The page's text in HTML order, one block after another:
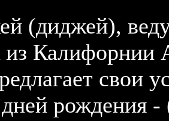
(диджей),
из Калифорнии
свои
рождения -